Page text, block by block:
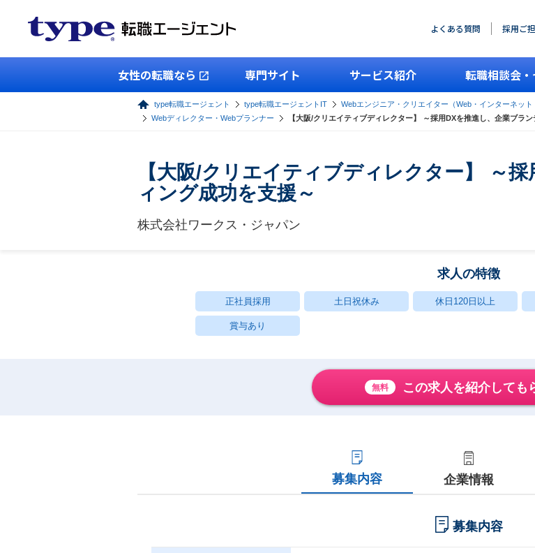
よくある質問 採用ご
女性の転職なら 専門サイト サービス紹介 転職相談会
type転職エージェント type転職エージェントIT Webエンジニア・クリエイター（Web・インターネット
Webディレクター・Webプランナー
【大阪/クリエイティブディレクター】 ～採用DXを推進し、企業ブラ
【大阪/クリエイティブディレクター】 ～
ィング成功を支援～
株式会社ワークス・ジャパン
求人の特徴
正社員採用 土日祝休み 休日120日以上
賞与あり
無料 この求人を紹介しても
募集内容 企業情報
募集内容